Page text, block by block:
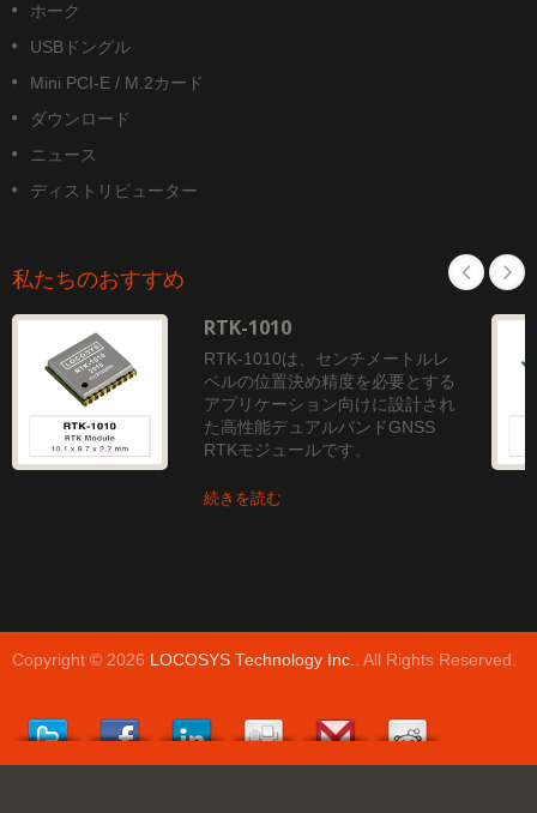
ホーク
USBドングル
Mini PCI-E / M.2カード
ダウンロード
ニュース
ディストリビューター
私たちのおすすめ
RTK-1010
RTK-1010は、センチメートルレ
ベルの位置決め精度を必要とする
アプリケーション向けに設計され
た高性能デュアルバンドGNSS
RTKモジュールです。
続きを読む
Copyright © 2026 LOCOSYS Technology Inc.. All Rights Reserved.